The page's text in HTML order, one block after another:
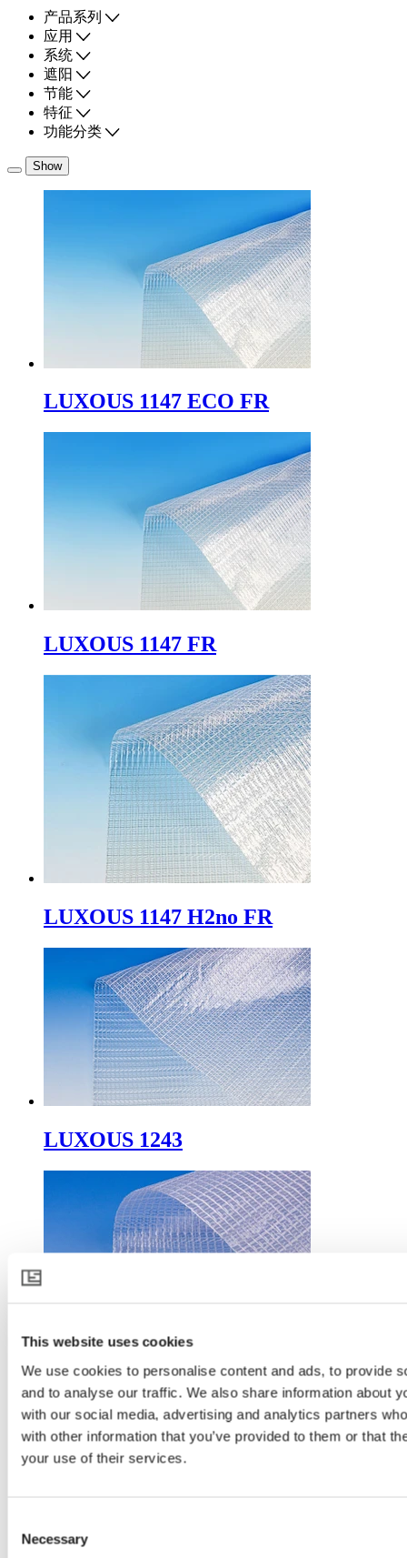
This website uses cookies
We use cookies to personalise content and ads, to provide
and to analyse our traffic. We also share information about
with our social media, advertising and analytics partners
with other information that you’ve provided to them or that
your use of their services.
Selection
Necessary
产品系列
应用
系统
遮阳
节能
特征
功能分类
Show
LUXOUS 1147 ECO FR
LUXOUS 1147 FR
LUXOUS 1147 H2no FR
LUXOUS 1243
LUXOUS 1547 D FR